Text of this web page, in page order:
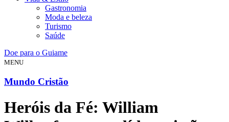
Gastronomia
Moda e beleza
Turismo
Saúde
Doe para o Guiame
MENU
Mundo Cristão
Heróis da Fé: William